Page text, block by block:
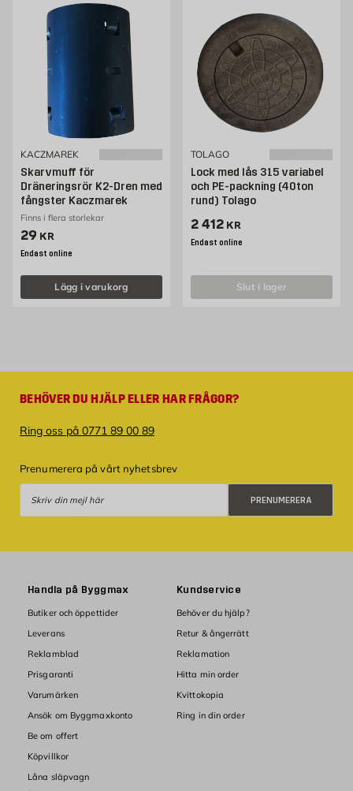
KACZMAREK
Skarvmuff för
Dräneringsrör K2-Dren med
fångster Kaczmarek
Finns i flera storlekar
Pris 29 kr
29 KR
Endast online
Lägg i varukorg
TOLAGO
Lock med lås 315 variabel
och PE-packning (40ton
rund) Tolago
Pris 2412 kr
2 412 KR
Endast online
slut i lager
BEHÖVER DU HJÄLP ELLER HAR FRÅGOR?
Ring oss på 0771 89 00 89
Prenumerera på vårt nyhetsbrev
PRENUMERERA
Handla på Byggmax
Butiker och öppettider
Leverans
Reklamblad
Prisgaranti
Varumärken
Ansök om Byggmaxkonto
Be om offert
Köpvillkor
Låna släpvagn
Kundservice
Behöver du hjälp?
Retur & ångerrätt
Reklamation
Hitta min order
Kvittokopia
Ring in din order